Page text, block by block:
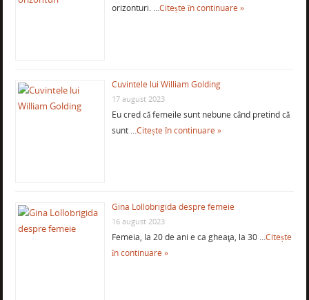
orizonturi. …Citește în continuare »
Cuvintele lui William Golding
17 august 2023
Eu cred că femeile sunt nebune când pretind că
sunt …Citește în continuare »
Gina Lollobrigida despre femeie
16 august 2023
Femeia, la 20 de ani e ca gheaţa, la 30 …Citește
în continuare »